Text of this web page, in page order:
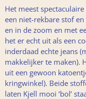
Het meest
een niet-rekbare stof
en in de zoom en met
het er echt uit als een
inderdaad echte jeans
makkelijker te maken).
uit een gewoon
kringwinkel). Beide
laten Kjell mooi ‘bol’